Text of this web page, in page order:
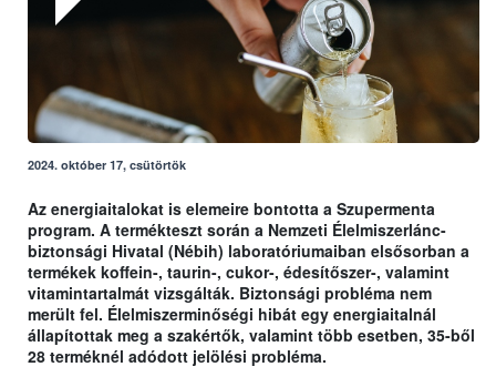
2024. október 17, csütörtök
Az energiaitalokat is elemeire bontotta a Szupermenta
program. A termékteszt során a Nemzeti Élelmiszerlánc-
biztonsági Hivatal (Nébih) laboratóriumaiban elsősorban a
termékek koffein-, taurin-, cukor-, édesítőszer-, valamint
vitamintartalmát vizsgálták. Biztonsági probléma nem
merült fel. Élelmiszerminőségi hibát egy energiaitalnál
állapítottak meg a szakértők, valamint több esetben, 35-ből
28 terméknél adódott jelölési probléma.